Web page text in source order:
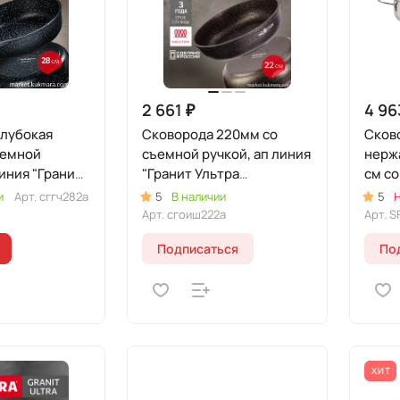
"Гранит"
Арт. сггч282а
2 661 ₽
Сковорода 220мм со
съемной ручкой, ап линия
"Гранит Ультра
Индукционная"
(оригинальный)
5
В наличии
Арт. сгоиш222а
Подписаться
4
см
5
Арт.
ХИТ